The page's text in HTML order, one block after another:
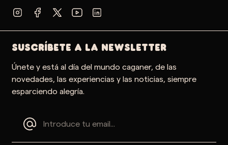
SUSCRÍBETE A LA NEWSLETTER
Únete y está al día del mundo caganer, de las
novedades, las experiencias y las noticias, siempre
esparciendo alegría.